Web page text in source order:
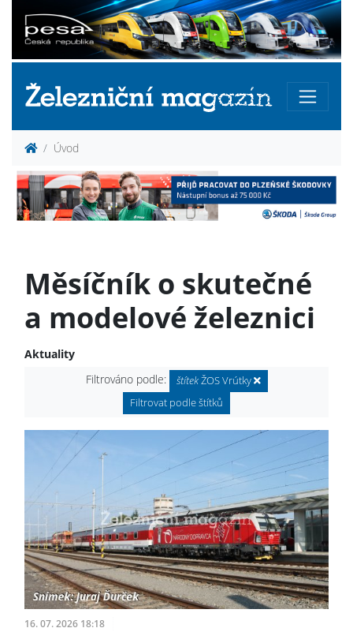
Úvod
Měsíčník o skutečné
a modelové železnici
Aktuality
Filtrováno podle:
štítekŽOS Vrútky
Filtrovat podle štítků
16. 07. 2026 18:18